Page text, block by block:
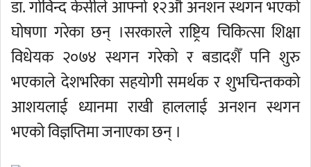
डा. गोविन्द केसीले आफ्नो १२औं अनशन स्थगन भएको
घोषणा गरेका छन् ।सरकारले राष्ट्रिय चिकित्सा शिक्षा
विधेयक २०७४ स्थगन गरेको र बडादशैँ पनि शुरु
भएकाले देशभरिका सहयोगी समर्थक र शुभचिन्तकको
आशयलाई ध्यानमा राखी हाललाई अनशन स्थगन
भएको विज्ञप्तिमा जनाएका छन् ।